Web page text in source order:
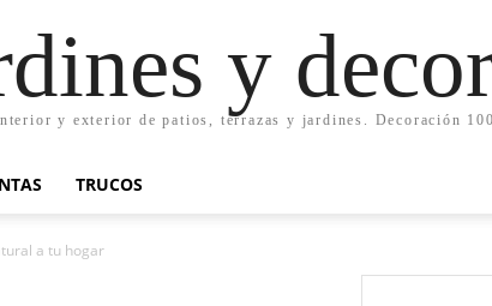
y
y exterior de patios, terrazas y jardines. Decoración
TRUCOS
a tu hogar